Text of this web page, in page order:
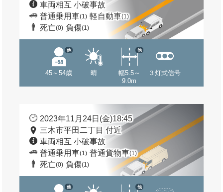
車両相互 小破事故
普通乗用車(1) 軽自動車(1)
死亡(0) 負傷(1)
45～54歳
他
晴
幅5.5～
9.0m
他
３灯式信号
2023年11月24日(金)18:45
三木市平田二丁目 付近
車両相互 小破事故
普通乗用車(1) 普通貨物車(1)
死亡(0) 負傷(1)
他 他